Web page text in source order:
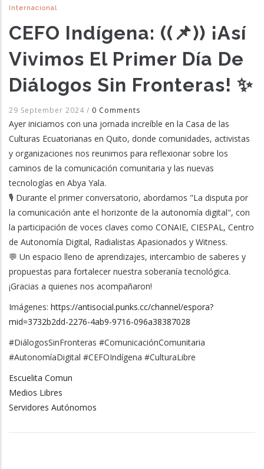
Internacional
CEFO Indígena: ((📌)) ¡Así
Vivimos El Primer Día De
Diálogos Sin Fronteras! ✨
29 September 2024 / 0 Comments
Ayer iniciamos con una jornada increíble en la Casa de las
Culturas Ecuatorianas en Quito, donde comunidades, activistas
y organizaciones nos reunimos para reflexionar sobre los
caminos de la comunicación comunitaria y las nuevas
tecnologías en Abya Yala.
🎙️ Durante el primer conversatorio, abordamos "La disputa por
la comunicación ante el horizonte de la autonomía digital", con
la participación de voces claves como CONAIE, CIESPAL, Centro
de Autonomía Digital, Radialistas Apasionados y Witness.
💬 Un espacio lleno de aprendizajes, intercambio de saberes y
propuestas para fortalecer nuestra soberanía tecnológica.
¡Gracias a quienes nos acompañaron!
Imágenes: https://antisocial.punks.cc/channel/espora?
mid=3732b2dd-2276-4ab9-9716-096a38387028
#DiálogosSinFronteras #ComunicaciónComunitaria
#AutonomíaDigital #CEFOIndígena #CulturaLibre
Escuelita Comun
Medios Libres
Servidores Autónomos